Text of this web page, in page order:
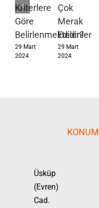
Kriterlere
Göre
Belirlenmektedir?
29 Mart
2024
Çok
Merak
Edilenler
29 Mart
2024
Üsküp
(Evren)
Cad.
KONUM